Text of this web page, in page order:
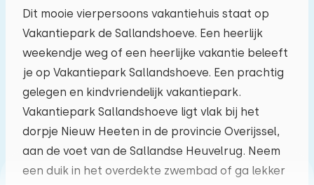
Dit mooie vierpersoons vakantiehuis staat op
Vakantiepark de Sallandshoeve. Een heerlijk
weekendje weg of een heerlijke vakantie beleeft
je op Vakantiepark Sallandshoeve. Een prachtig
gelegen en kindvriendelijk vakantiepark.
Vakantiepark Sallandshoeve ligt vlak bij het
dorpje Nieuw Heeten in de provincie Overijssel,
aan de voet van de Sallandse Heuvelrug. Neem
een duik in het overdekte zwembad of ga lekker
augustus 2026
ma di wo do vr za
27 28 29 30 31 01 02
03 04 05 06 07 08
10 11 12 13 14 15 16